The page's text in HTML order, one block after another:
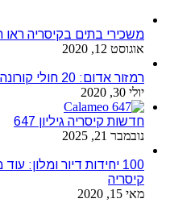
משכירי בתים בקיסריה ראו
אוגוסט 12, 2020
רמזור אדום: 20 חולי קורונה מאומתים בקיסריה
יולי 30, 2020
חדשות קיסריה גיליון 647
נובמבר 21, 2025
100 יחידות דיור ומלון:
קיסריה
מאי 15, 2020